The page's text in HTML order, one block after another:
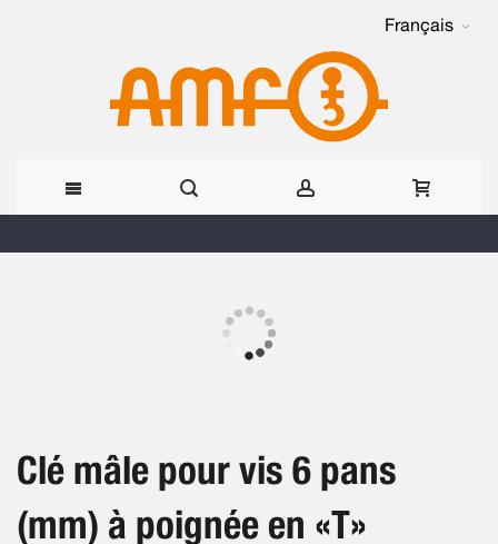
Français
images
gallery
beginning
of
images
Clé mâle pour vis 6 pans
(mm) à poignée en «T»